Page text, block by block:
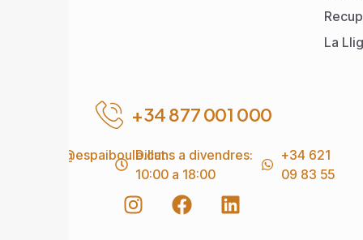
La
+34 877 001 000
info@espaiboule.catDilluns a divendres:
10:00 a 18:00
+34 621
09 83 55